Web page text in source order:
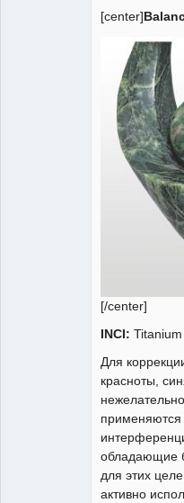
[center]
[/center]
INCI:
Для
красноты,
обладающие
для этих
активно